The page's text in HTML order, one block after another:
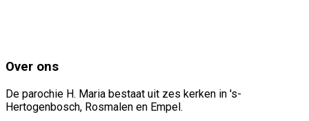
Over ons
De parochie H. Maria bestaat uit zes kerken in 's-
Hertogenbosch, Rosmalen en Empel.